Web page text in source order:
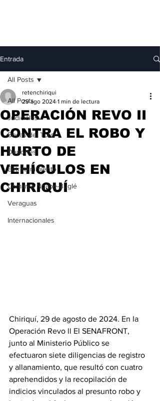
Entrada
All Posts
Judiciales
Bocas del Toro
Deportes
Entretenimiento
Comarca Ngäbe-Buglé
Veraguas
Internacionales
All Posts
OPERACIÓN REVO II
CONTRA EL ROBO Y
HURTO DE
VEHÍCULOS EN
CHIRIQUÍ
retenchiriqui
29 ago 2024 1 min de lectura
Chiriquí, 29 de agosto de 2024. En la
Operación Revo ll El SENAFRONT,
junto al Ministerio Público se
efectuaron siete diligencias de registro
y allanamiento, que resultó con cuatro
aprehendidos y la recopilación de
indicios vinculados al presunto robo y